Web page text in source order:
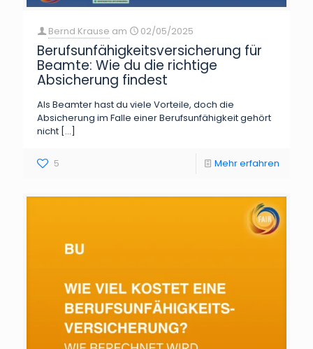
Bernd Krause am 02/05/2025
Berufsunfähigkeitsversicherung für
Beamte: Wie du die richtige
Absicherung findest
Als Beamter hast du viele Vorteile, doch die
Absicherung im Falle einer Berufsunfähigkeit gehört
nicht […]
5 Mehr erfahren